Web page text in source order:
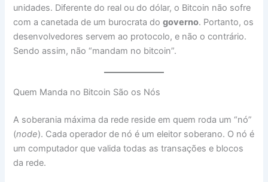
unidades. Diferente do real ou do dólar, o Bitcoin não sofre
com a canetada de um burocrata dogoverno. Portanto, os
desenvolvedores servem ao protocolo, e não o contrário.
Sendo assim, não “mandam no bitcoin”.
Quem Manda no Bitcoin São os Nós
A soberania máxima da rede reside em quem roda um “nó”
(node). Cada operador de nó é um eleitor soberano. O nó é
um computador que valida todas as transações e blocos
da rede.